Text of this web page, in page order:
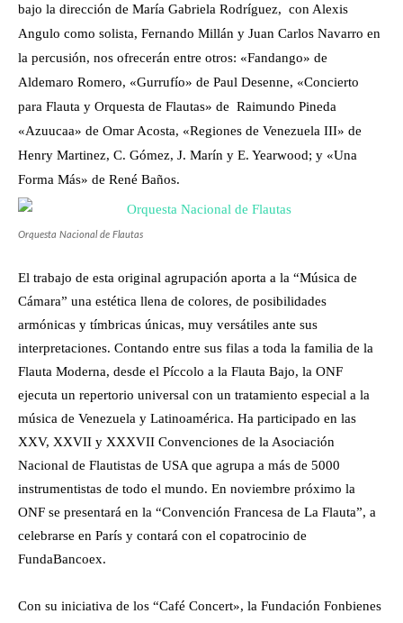
bajo la dirección de María Gabriela Rodríguez, con Alexis
Angulo como solista, Fernando Millán y Juan Carlos Navarro en
la percusión, nos ofrecerán entre otros: «Fandango» de
Aldemaro Romero, «Gurrufío» de Paul Desenne, «Concierto
para Flauta y Orquesta de Flautas» de Raimundo Pineda
«Azuucaa» de Omar Acosta, «Regiones de Venezuela III» de
Henry Martinez, C. Gómez, J. Marín y E. Yearwood; y «Una
Forma Más» de René Baños.
Orquesta Nacional de Flautas
El trabajo de esta original agrupación aporta a la “Música de
Cámara” una estética llena de colores, de posibilidades
armónicas y tímbricas únicas, muy versátiles ante sus
interpretaciones. Contando entre sus filas a toda la familia de la
Flauta Moderna, desde el Píccolo a la Flauta Bajo, la ONF
ejecuta un repertorio universal con un tratamiento especial a la
música de Venezuela y Latinoamérica. Ha participado en las
XXV, XXVII y XXXVII Convenciones de la Asociación
Nacional de Flautistas de USA que agrupa a más de 5000
instrumentistas de todo el mundo. En noviembre próximo la
ONF se presentará en la “Convención Francesa de La Flauta”, a
celebrarse en París y contará con el copatrocinio de
FundaBancoex.
Con su iniciativa de los “Café Concert», la Fundación Fonbienes